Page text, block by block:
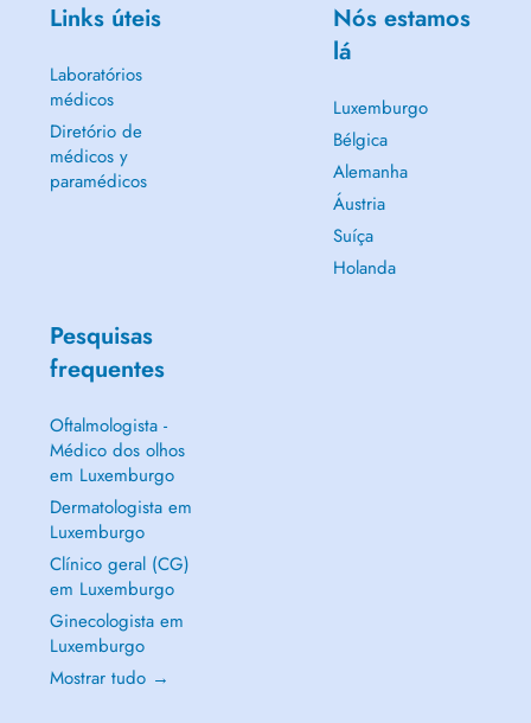
Links úteis
Laboratórios
médicos
Diretório de
médicos y
paramédicos
Nós estamos
lá
Luxemburgo
Bélgica
Alemanha
Áustria
Suíça
Holanda
Pesquisas
frequentes
Oftalmologista -
Médico dos olhos
em Luxemburgo
Dermatologista em
Luxemburgo
Clínico geral (CG)
em Luxemburgo
Ginecologista em
Luxemburgo
Mostrar tudo →